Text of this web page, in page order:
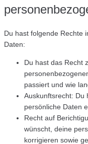
Du hast folgende Rechte
Daten:
Du hast das Recht
passiert und wie
Auskunftsrecht: Du
persönliche Daten
Recht auf
wünscht, deine
korrigieren sowie